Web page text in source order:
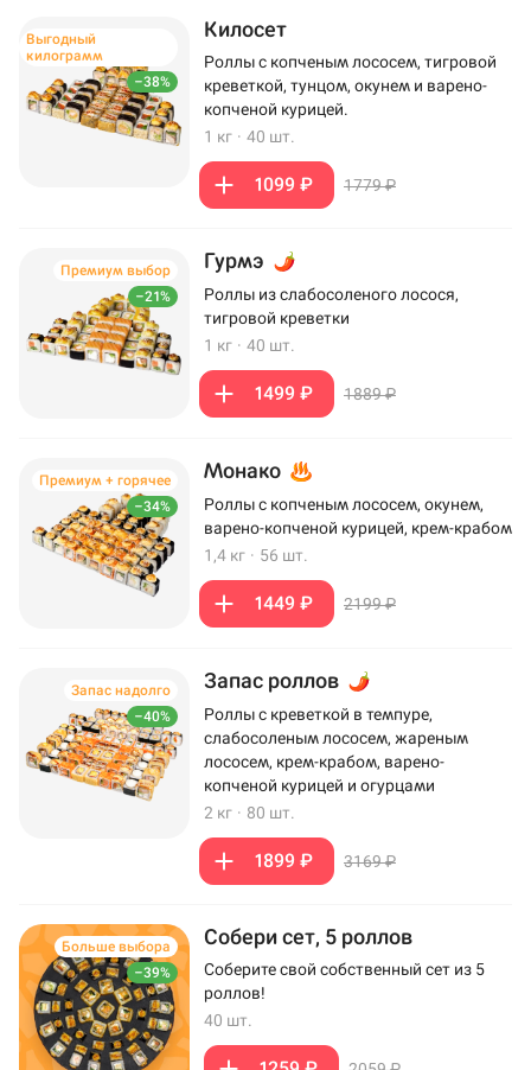
–38%
Выгодный
килограмм
Килосет
Роллы с копченым лососем, тигровой
креветкой, тунцом, окунем и варено-
копченой курицей.
1 кг · 40 шт.
1099 ₽ 1779 ₽
–21%
Премиум выбор Гурмэ
Роллы из слабосоленого лосося,
тигровой креветки
1 кг · 40 шт.
1499 ₽ 1889 ₽
–34%
Премиум + горячее Монако
Роллы с копченым лососем, окунем,
варено-копченой курицей, крем-крабом
1,4 кг · 56 шт.
1449 ₽ 2199 ₽
–40%
Запас надолго Запас роллов
Роллы с креветкой в темпуре,
слабосоленым лососем, жареным
лососем, крем-крабом, варено-
копченой курицей и огурцами
2 кг · 80 шт.
1899 ₽ 3169 ₽
–39%
Больше выбора Собери сет, 5 роллов
Соберите свой собственный сет из 5
роллов!
40 шт.